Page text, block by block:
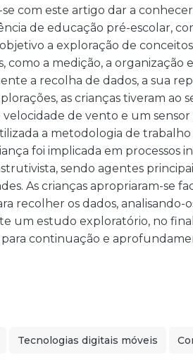
com este artigo dar a
de educação pré-escolar,
a exploração de
como a medição, a organização
a recolha de dados, a sua
as crianças tiveram ao
de vento e um
a metodologia de
foi implicada em processos
sendo agentes
As crianças apropriaram-se
recolher os dados, analisando-
um estudo exploratório, no
para continuação e
Tecnologias digitais móveis